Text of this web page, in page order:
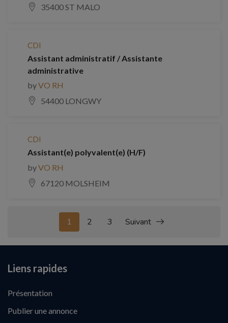
35400 ST MALO
CDI
Assistant administratif / Assistante
administrative
byVO RH
54400 LONGWY
CDI
Assistant(e) polyvalent(e) (H/F)
byVO RH
67120 MOLSHEIM
1 2 3 Suivant
Liens rapides
Présentation
Publier une annonce